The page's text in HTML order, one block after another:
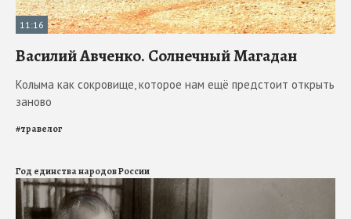
11:16
Василий Авченко. Солнечный Магадан
Колыма как сокровище, которое нам ещё предстоит открыть
заново
#травелог
Год единства народов России